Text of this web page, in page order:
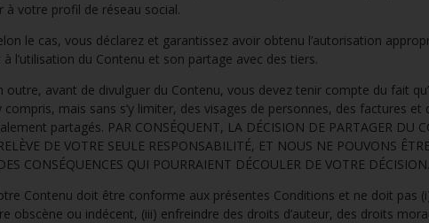
à votre profil de réseau social.
vous déclarez et garantissez avoir obtenu l’autorisation
l’utilisation du Contenu et son partage avec des tiers.
de divulguer du Contenu, vous devez tenir compte du fait qu’il
compris, mais sans s’y limiter, des visages de personnes, des factures et
partagés. PAR CONSÉQUENT, LA DÉCISION DE PARTAGER DU
DE VOTRE SEULE RESPONSABILITÉ, ET NOUS NE POUVONS
CONSÉQUENCES QUI POURRAIENT DÉCOULER DE VOTRE DÉCISION.
doit être conforme aux présentes Conditions et ne doit pas (i)
obscène ou indécent, (iii) enfreindre des droits d’auteur, des droits